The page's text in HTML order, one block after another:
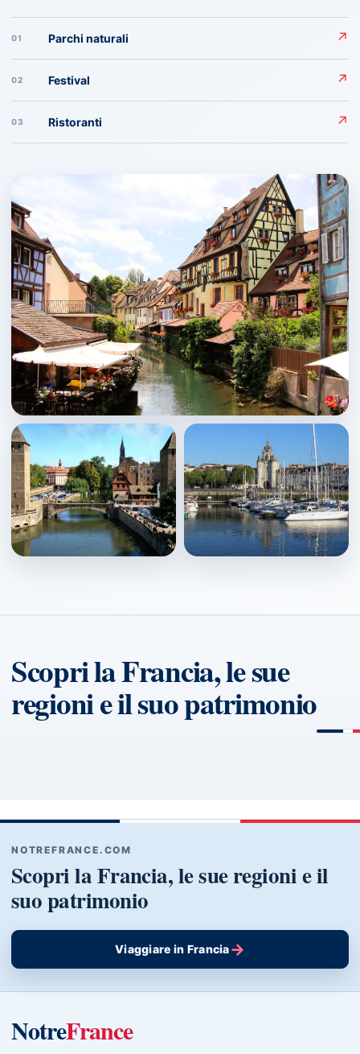
01 Parchi naturali ↗
02 Festival ↗
03 Ristoranti ↗
Colmar↗
Scopri la Francia, le sue
regioni e il suo patrimonio
NOTREFRANCE.COM
Scopri la Francia, le sue regioni e il
suo patrimonio
Viaggiare in Francia→
NotreFrance